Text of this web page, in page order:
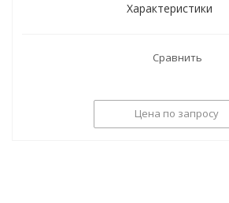
Характеристики
Сравнить
Цена по запросу